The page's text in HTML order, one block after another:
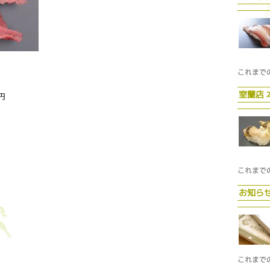
これまで
室蘭店
これまで
お知ら
これまで